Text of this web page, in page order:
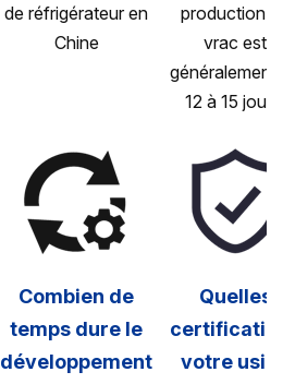
de réfrigérateur en
Chine
production
vrac est
généralement
12 à 15
Combien de
temps dure le
développement
Quelles
votre